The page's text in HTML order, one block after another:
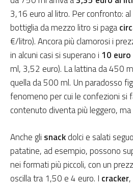
3,16 euro al litro. Per confronto:
bottiglia da mezzo litro si paga
€/litro). Ancora più clamorosi i
in alcuni casi si superano i 10
ml, 3,52 euro). La lattina da 450
quella da 500 ml. Un paradosso
fenomeno per cui le confezioni si
contenuto diventa più leggero,
Anche gli snackdolci e salati
patatine, ad esempio, possono
nei formati più piccoli, con un
oscilla tra 1,50 e 4 euro. I cracker,